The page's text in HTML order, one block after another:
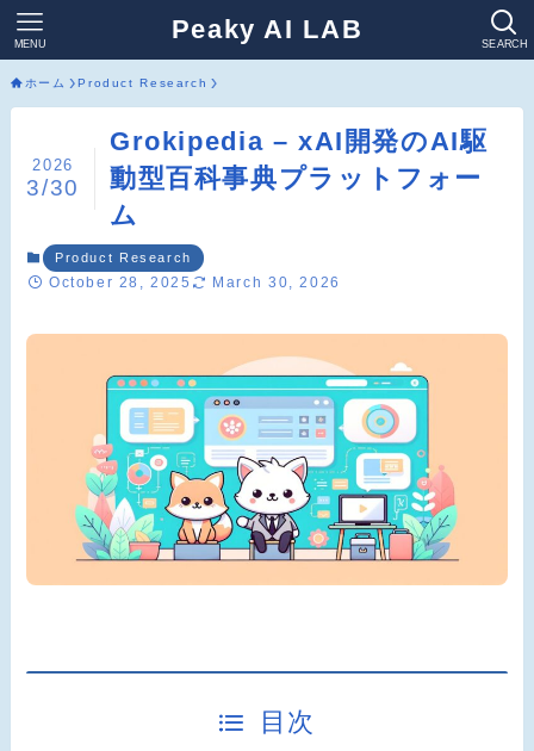
Peaky AI LAB SEARCH
MENU
ホーム Product Research
Grokipedia – xAI開発のAI駆
動型百科事典プラットフォー
ム
2026
3/30
Product Research
October 28, 2025 March 30, 2026
目次